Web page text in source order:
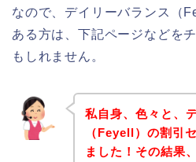
なので、デイリーバランス（
ある方は、下記ページなどを
もしれません。
私自身、色々と、
（Feyell）の割引
ました！その結果